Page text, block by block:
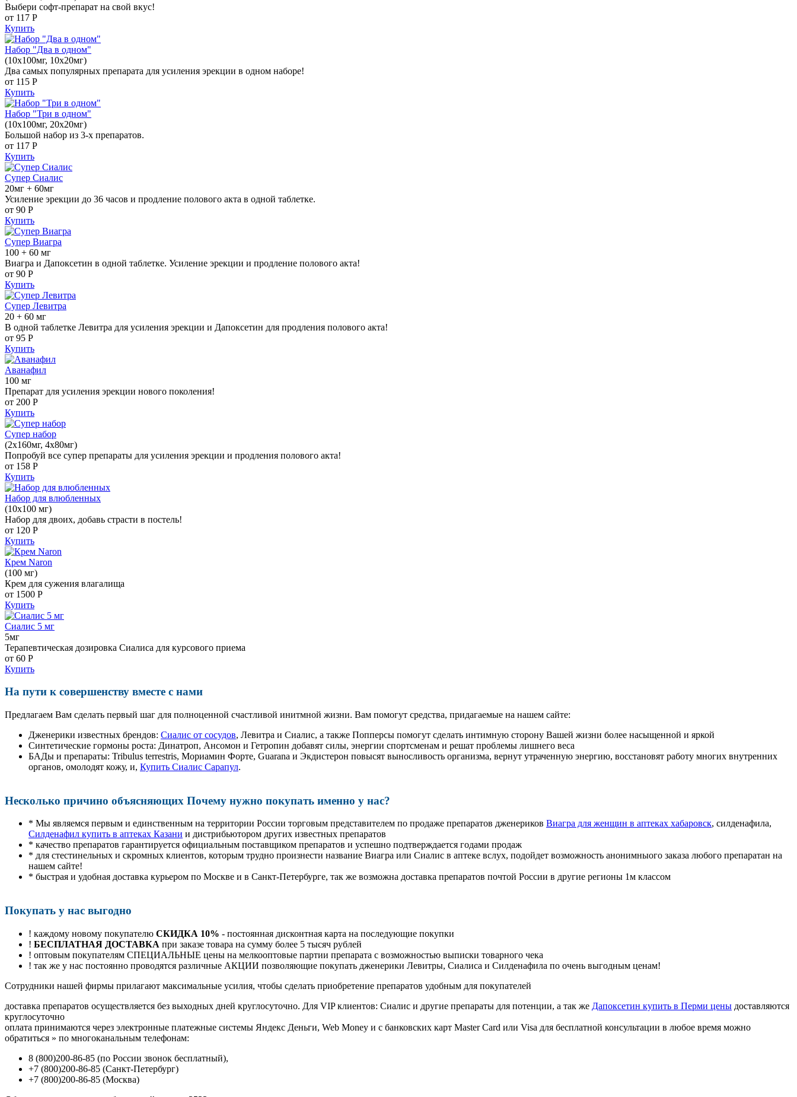
Выбери софт-препарат на свой вкус!
от 117 Р
Купить
Набор "Два в одном"
(10x100мг, 10x20мг)
Два самых популярных препарата для усиления эрекции в одном наборе!
от 115 Р
Купить
Набор "Три в одном"
(10x100мг, 20x20мг)
Большой набор из 3-х препаратов.
от 117 Р
Купить
Супер Сиалис
20мг + 60мг
Усиление эрекции до 36 часов и продление полового акта в одной таблетке.
от 90 Р
Купить
Супер Виагра
100 + 60 мг
Виагра и Дапоксетин в одной таблетке. Усиление эрекции и продление полового акта!
от 90 Р
Купить
Супер Левитра
20 + 60 мг
В одной таблетке Левитра для усиления эрекции и Дапоксетин для продления полового акта!
от 95 Р
Купить
Аванафил
100 мг
Препарат для усиления эрекции нового поколения!
от 200 Р
Купить
Супер набор
(2х160мг, 4х80мг)
Попробуй все супер препараты для усиления эрекции и продления полового акта!
от 158 Р
Купить
Набор для влюбленных
(10х100 мг)
Набор для двоих, добавь страсти в постель!
от 120 Р
Купить
Крем Naron
(100 мг)
Крем для сужения влагалища
от 1500 Р
Купить
Сиалис 5 мг
5мг
Терапевтическая дозировка Сиалиса для курсового приема
от 60 Р
Купить
На пути к совершенству вместе с нами
Предлагаем Вам сделать первый шаг для полноценной счастливой инитмной жизни. Вам помогут средства, придагаемые на нашем сайте:
Дженерики известных брендов: Сиалис от сосудов, Левитра и Сиалис, а также Попперсы помогут сделать интимную сторону Вашей жизни более насыщенной и яркой
Синтетические гормоны роста: Динатроп, Ансомон и Гетропин добавят силы, энергии спортсменам и решат проблемы лишнего веса
БАДы и препараты: Tribulus terrestris, Мориамин Форте, Guarana и Экдистерон повысят выносливость организма, вернут утраченную энергию, восстановят работу многих внутренних
органов, омолодят кожу, и, Купить Сиалис Сарапул.
Несколько причино объясняющих Почему нужно покупать именно у нас?
* Мы являемся первым и единственным на территории России торговым представителем по продаже препаратов дженериков Виагра для женщин в аптеках хабаровск, силденафила,
Силденафил купить в аптеках Казани и дистрибьютором других известных препаратов
* качество препаратов гарантируется официальным поставщиком препаратов и успешно подтверждается годами продаж
* для стестинельных и скромных клиентов, которым трудно произнести название Виагра или Сиалис в аптеке вслух, подойдет возможность анонимныого заказа любого препаратан на
нашем сайте!
* быстрая и удобная доставка курьером по Москве и в Санкт-Петербурге, так же возможна доставка препаратов почтой России в другие регионы 1м классом
Покупать у нас выгодно
! каждому новому покупателю СКИДКА 10% - постоянная дисконтная карта на последующие покупки
! БЕСПЛАТНАЯ ДОСТАВКА при заказе товара на сумму более 5 тысяч рублей
! оптовым покупателям СПЕЦИАЛЬНЫЕ цены на мелкооптовые партии препарата с возможностью выписки товарного чека
! так же у нас постоянно проводятся различные АКЦИИ позволяющие покупать дженерики Левитры, Сиалиса и Силденафила по очень выгодным ценам!
Cотрудники нашей фирмы прилагают максимальные усилия, чтобы сделать приобретение препаратов удобным для покупателей
доставка препаратов осуществляется без выходных дней круглосуточно. Для VIP клиентов: Сиалис и другие препараты для потенции, а так же Дапоксетин купить в Перми цены доставляются
круглосуточно
оплата принимаются через электронные платежные системы Яндекс Деньги, Web Money и с банковских карт Master Card или Visa для бесплатной консультации в любое время можно
обратиться » по многоканальным телефонам:
8 (800)200-86-85 (по России звонок бесплатный),
+7 (800)200-86-85 (Санкт-Петербург)
+7 (800)200-86-85 (Москва)